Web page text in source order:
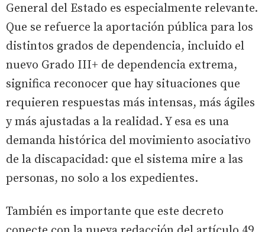
General del Estado es especialmente relevante.
Que se refuerce la aportación pública para los
distintos grados de dependencia, incluido el
nuevo Grado III+ de dependencia extrema,
significa reconocer que hay situaciones que
requieren respuestas más intensas, más ágiles
y más ajustadas a la realidad. Y esa es una
demanda histórica del movimiento asociativo
de la discapacidad: que el sistema mire a las
personas, no solo a los expedientes.
También es importante que este decreto